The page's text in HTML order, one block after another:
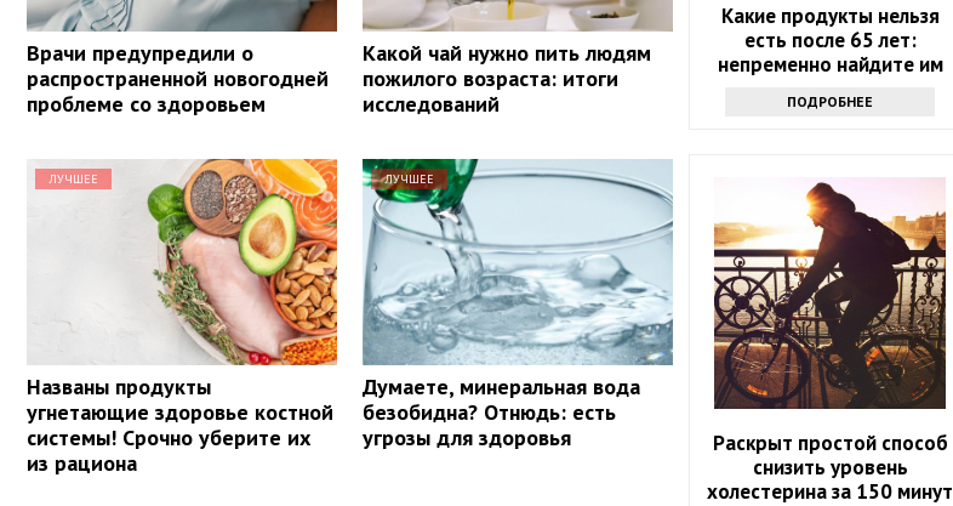
Врачи предупредили о
распространенной новогодней
проблеме со здоровьем
Какой чай нужно пить людям
пожилого возраста: итоги
исследований
ЛУЧШЕЕ
Названы продукты
угнетающие здоровье костной
системы! Срочно уберите их
из рациона
ЛУЧШЕЕ
Думаете, минеральная вода
безобидна? Отнюдь: есть
угрозы для здоровья
Какие продукты нельзя
есть после 65 лет:
непременно найдите им
ПОДРОБНЕЕ
Раскрыт простой способ
снизить уровень
холестерина за 150 минут